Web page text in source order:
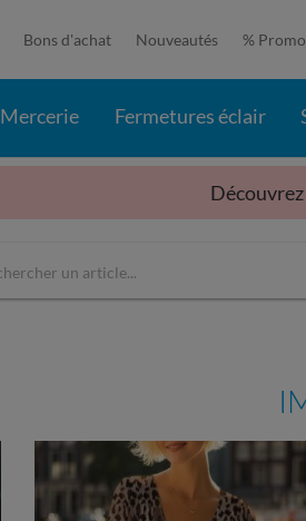
Bons d'achat Nouveautés %
Mercerie Fermetures éclair